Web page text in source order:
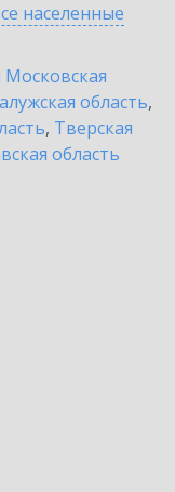
населенные
область,
, Тверская
область